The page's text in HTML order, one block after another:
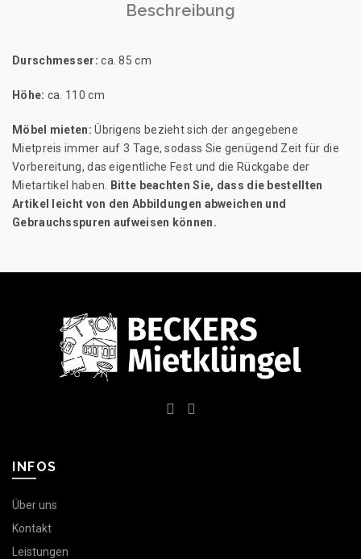
Beschreibung
Durschmesser: ca. 85 cm
Höhe: ca. 110 cm
Möbel mieten:Übrigens bezieht sich der angegebene
Mietpreis immer auf 3 Tage, sodass Sie genügend Zeit für die
Vorbereitung, das eigentliche Fest und die Rückgabe der
Mietartikel haben.
Bitte beachten Sie, dass die bestellten
Artikel leicht von den Abbildungen abweichen und
Gebrauchsspuren aufweisen können.
INFOS
Über uns
Kontakt
Leistungen